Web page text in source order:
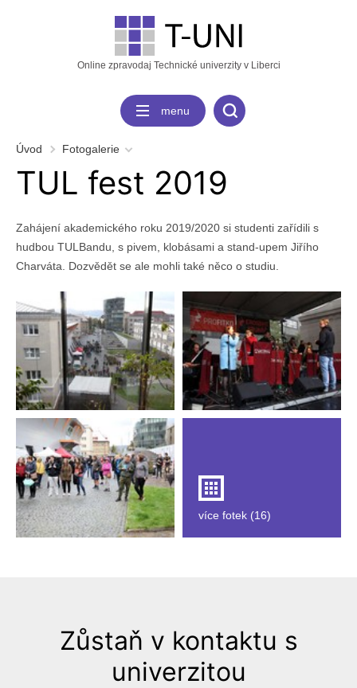
Online zpravodaj Technické univerzity v Liberci
menu
Úvod Fotogalerie
TUL fest 2019
Zahájení akademického roku 2019/2020 si studenti zařídili s
hudbou TULBandu, s pivem, klobásami a stand-upem Jiřího
Charváta. Dozvědět se ale mohli také něco o studiu.
více fotek (16)
Zůstaň v kontaktu s
univerzitou